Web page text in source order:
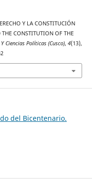
Y LA CONSTITUCIÓN
THE CONSTITUTION OF THE
Ciencias Políticas (Cusco), 4(13),
del Bicentenario.